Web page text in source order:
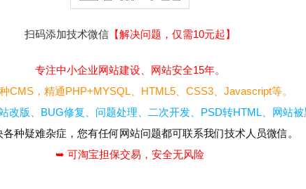
扫码添加技术微信【解决问题，仅需10元起】
专注中小企业网站建设、网站安全15年。
CMS，精通PHP+MYSQL、HTML5、CSS3、Javascript等。
改版、BUG修复、问题处理、二次开发、PSD转HTML、网站被
各种疑难杂症，您有任何网站问题都可联系我们技术人员微信。
➥ 可淘宝担保交易，安全无风险